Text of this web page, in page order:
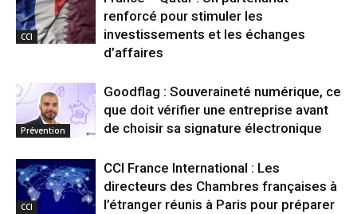
CCI
renforcé pour stimuler les
investissements et les échanges
d’affaires
Prévention
Goodflag : Souveraineté numérique, ce
que doit vérifier une entreprise avant
de choisir sa signature électronique
CCI
CCI France International : Les
directeurs des Chambres françaises à
l’étranger réunis à Paris pour préparer